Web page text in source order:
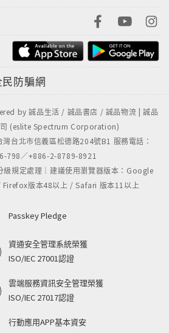
防騙網
by 誠品生活 / 誠品書店 / 誠品物流 | 誠品
司 (eslite Spectrum Corporation)
台北市信義區松德路204號B1 服務電話：
798／+886-2-8789-8921
級規定處理｜建議使用瀏覽器版本：Google
版本48以上 / Safari 版本11以上
Passkey Pledge
資通安全管理系統榮獲
ISO/IEC 27001認證
雲端服務資訊安全管理榮獲
ISO/IEC 27017認證
行動應用APP基本資安